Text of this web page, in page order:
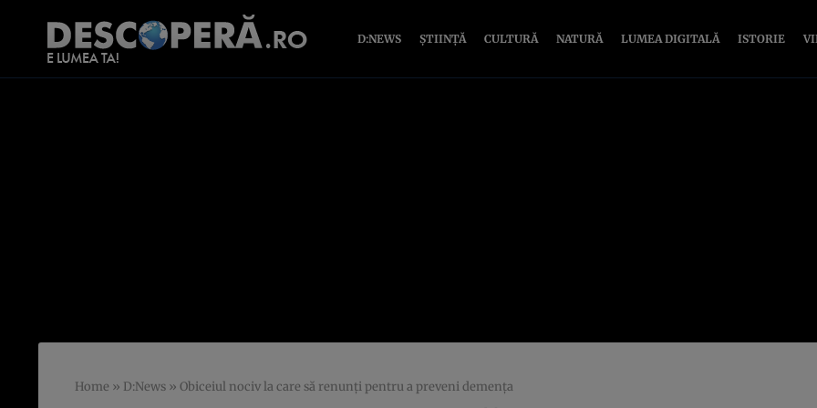
D:NEWS ȘTIINȚĂ CULTURĂ NATURĂ LUMEA DIGITALĂ ISTORIE
Home » D:News » Obiceiul nociv la care să renunți pentru a preveni demența